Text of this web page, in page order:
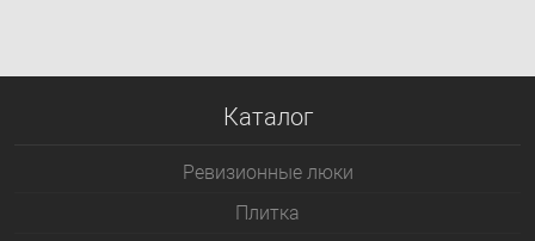
Каталог
Ревизионные люки
Плитка